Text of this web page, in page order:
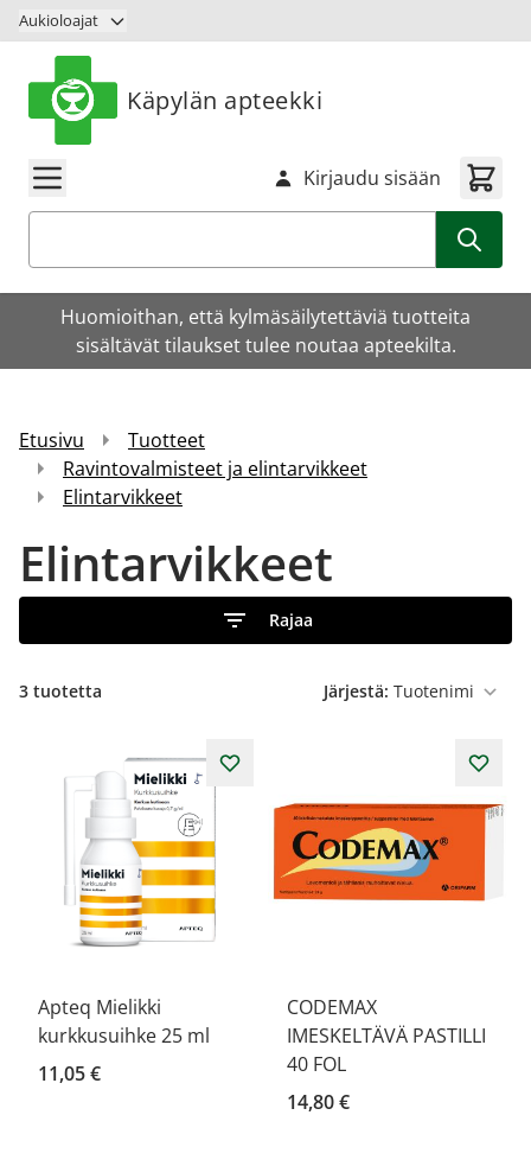
Siirry sisältöön
Aukioloajat
Käpylän apteekki
Kirjaudu sisään
Huomioithan, että kylmäsäilytettäviä tuotteita
sisältävät tilaukset tulee noutaa apteekilta.
Etusivu
Tuotteet
Ravintovalmisteet ja elintarvikkeet
Elintarvikkeet
Elintarvikkeet
Rajaa
3 tuotetta Järjestä:
Apteq Mielikki
kurkkusuihke 25 ml
11,05 €
CODEMAX
IMESKELTÄVÄ PASTILLI
40 FOL
14,80 €